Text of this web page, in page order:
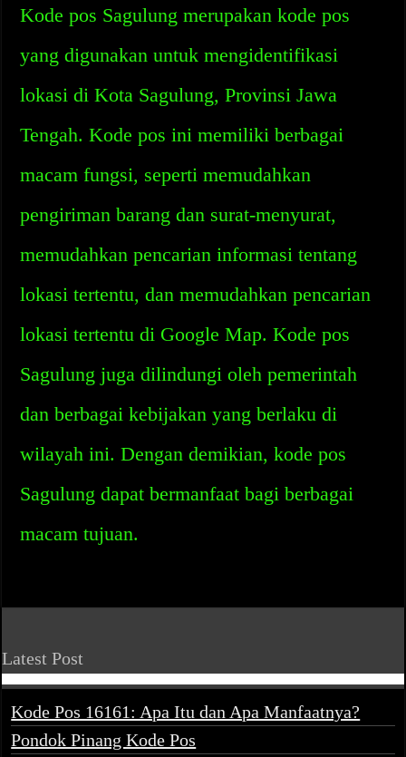
Kode pos Sagulung merupakan kode pos
yang digunakan untuk mengidentifikasi
lokasi di Kota Sagulung, Provinsi Jawa
Tengah. Kode pos ini memiliki berbagai
macam fungsi, seperti memudahkan
pengiriman barang dan surat-menyurat,
memudahkan pencarian informasi tentang
lokasi tertentu, dan memudahkan pencarian
lokasi tertentu di Google Map. Kode pos
Sagulung juga dilindungi oleh pemerintah
dan berbagai kebijakan yang berlaku di
wilayah ini. Dengan demikian, kode pos
Sagulung dapat bermanfaat bagi berbagai
macam tujuan.
Latest Post
Kode Pos 16161: Apa Itu dan Apa Manfaatnya?
Pondok Pinang Kode Pos